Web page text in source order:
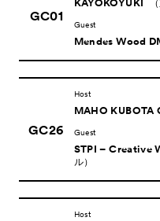
お知らせ
Exhibitors
- Gallery
Artworks 作品一
ACK Curates
- Talks トークプロ
GC01
KAYOKOYUKI
Guest
Mendes Wood
GC26
Host
MAHO KUBOTA
Guest
STPI – Creative
ル）
Host